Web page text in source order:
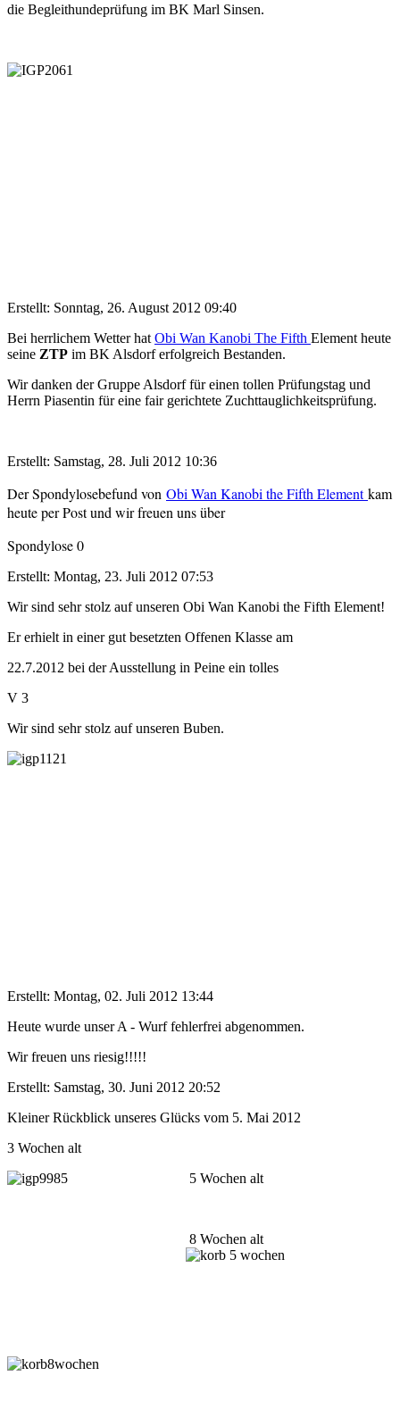
die Begleithundeprüfung im BK Marl Sinsen.
Erstellt: Sonntag, 26. August 2012 09:40
Bei herrlichem Wetter hat Obi Wan Kanobi The Fifth Element heute
seine ZTP im BK Alsdorf erfolgreich Bestanden.
Wir danken der Gruppe Alsdorf für einen tollen Prüfungstag und
Herrn Piasentin für eine fair gerichtete Zuchttauglichkeitsprüfung.
Erstellt: Samstag, 28. Juli 2012 10:36
Der Spondylosebefund von Obi Wan Kanobi the Fifth Elementkam
heute per Post und wir freuen uns über
Spondylose 0
Erstellt: Montag, 23. Juli 2012 07:53
Wir sind sehr stolz auf unseren Obi Wan Kanobi the Fifth Element!
Er erhielt in einer gut besetzten Offenen Klasse am
22.7.2012 bei der Ausstellung in Peine ein tolles
V 3
Wir sind sehr stolz auf unseren Buben.
Erstellt: Montag, 02. Juli 2012 13:44
Heute wurde unser A - Wurf fehlerfrei abgenommen.
Wir freuen uns riesig!!!!!
Erstellt: Samstag, 30. Juni 2012 20:52
Kleiner Rückblick unseres Glücks vom 5. Mai 2012
3 Wochen alt
5 Wochen alt
8 Wochen alt